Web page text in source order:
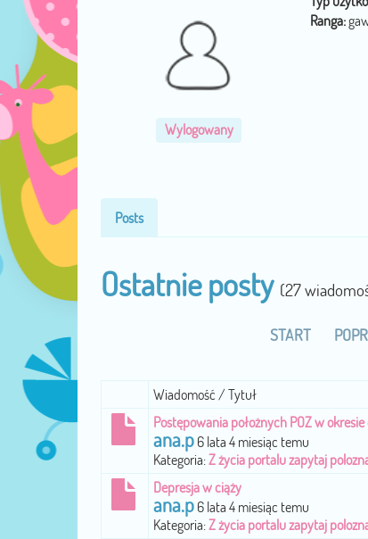
Wylogowany
Ranga:
Posts
Ostatnie posty (27
START
Wiadomość / Tytuł
Postępowania położnych POZ w
ana.p 6 lata 4 miesiąc temu
Kategoria:Z życia portalu zapytaj
Depresja w ciąży
ana.p 6 lata 4 miesiąc temu
Kategoria:Z życia portalu zapytaj